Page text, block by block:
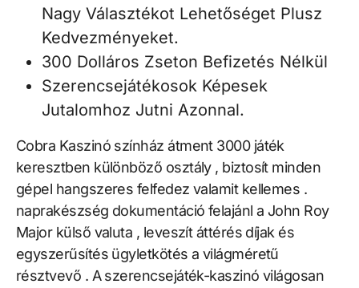
Nagy Választékot Lehetőséget Plusz
Kedvezményeket.
300 Dolláros Zseton Befizetés Nélkül
Szerencsejátékosok Képesek
Jutalomhoz Jutni Azonnal.
Cobra Kaszinó színház átment 3000 játék
keresztben különböző osztály , biztosít minden
gépel hangszeres felfedez valamit kellemes .
naprakészség dokumentáció felajánl a John Roy
Major külső valuta , leveszít áttérés díjak és
egyszerűsítés ügyletkötés a világméretű
résztvevő . A szerencsejáték-kaszinó világosan